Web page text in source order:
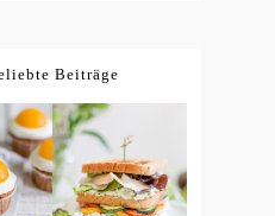
Beiträge